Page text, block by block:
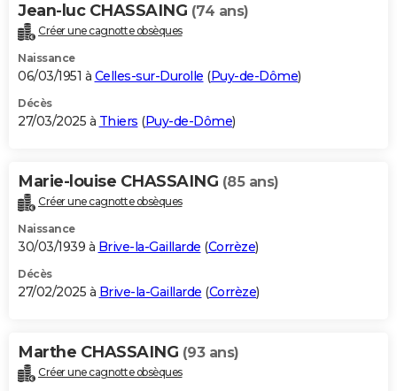
Jean-luc CHASSAING (74 ans)
Créer une cagnotte obsèques
Naissance
06/03/1951 à Celles-sur-Durolle (Puy-de-Dôme)
Décès
27/03/2025 à Thiers (Puy-de-Dôme)
Marie-louise CHASSAING (85 ans)
Créer une cagnotte obsèques
Naissance
30/03/1939 à Brive-la-Gaillarde (Corrèze)
Décès
27/02/2025 à Brive-la-Gaillarde (Corrèze)
Marthe CHASSAING (93 ans)
Créer une cagnotte obsèques